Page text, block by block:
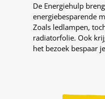
De Energiehulp
energiebesparende
Zoals ledlampen,
radiatorfolie. Ook
het bezoek bespaar